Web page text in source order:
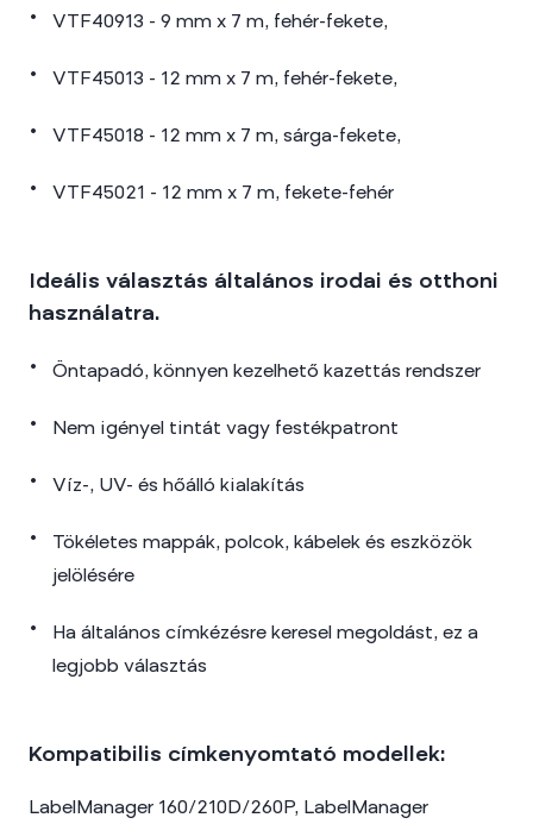
VTF40913 - 9 mm x 7 m, fehér-fekete,
VTF45013 - 12 mm x 7 m, fehér-fekete,
VTF45018 - 12 mm x 7 m, sárga-fekete,
VTF45021 - 12 mm x 7 m, fekete-fehér
Ideális választás általános irodai és otthoni
használatra.
Öntapadó, könnyen kezelhető kazettás rendszer
Nem igényel tintát vagy festékpatront
Víz-, UV- és hőálló kialakítás
Tökéletes mappák, polcok, kábelek és eszközök
jelölésére
Ha általános címkézésre keresel megoldást, ez a
legjobb választás
Kompatibilis címkenyomtató modellek:
LabelManager 160/210D/260P, LabelManager